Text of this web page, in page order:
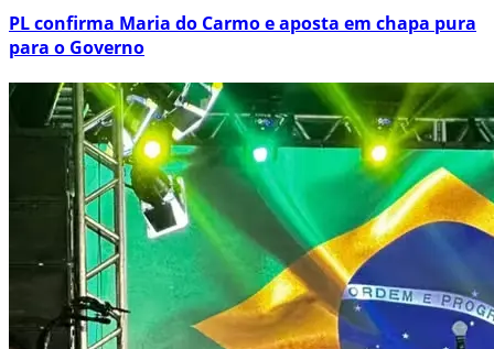
PL confirma Maria do Carmo e aposta em chapa pura
para o Governo